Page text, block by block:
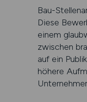
Bau-
Diese
einem
zwischen
auf ein
höhere